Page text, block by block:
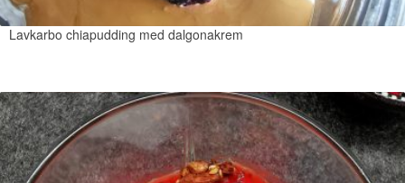
Lavkarbo chiapudding med dalgonakrem